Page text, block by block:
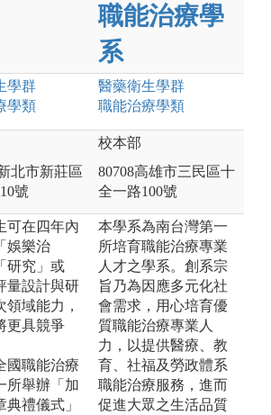
職能治療學
系
學群
學類
醫藥衛生學群
職能治療學類
北市新莊區
號
校本部
80708高雄市三民區十
全一路100號
可在四年內
娛樂治
研究」或
量設計與研
領域能力，
更具競爭
國職能治療
所舉辦「加
典禮儀式」
本學系為南台灣第一
所培育職能治療專業
人才之學系。創系宗
旨乃為因應多元化社
會需求，用心培育優
質職能治療專業人
力，以提供醫療、教
育、社福及勞政體系
職能治療服務，進而
促進大眾之生活品質